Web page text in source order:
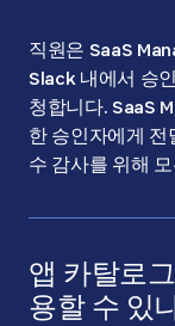
직원은 SaaS
Slack 내에서 승
청합니다. SaaS
한 승인자에게
수 감사를 위해
앱 카탈로
용할 수 있